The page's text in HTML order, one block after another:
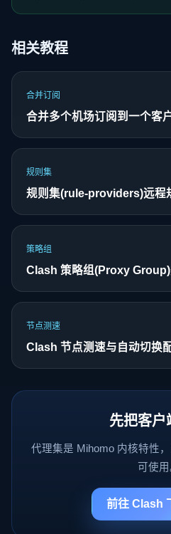
相关教程
合并订阅
合并多个机场订阅到一个客
规则集
规则集(rule-providers)远程
策略组
Clash 策略组(Proxy
节点测速
Clash 节点测速与自动切换
先把客户
代理集是 Mihomo 内核特性
可使用
前往 Clash